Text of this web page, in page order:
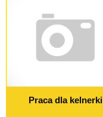
Praca dla kelnerki